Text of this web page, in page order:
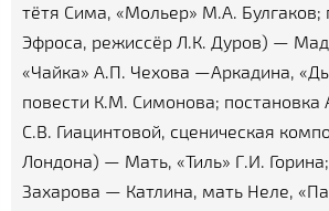
тётя Сима, «Мольер» М.А. Булгаков;
Эфроса, режиссёр Л.К. Дуров) —
«Чайка» А.П. Чехова —Аркадина,
повести К.М. Симонова; постановка
С.В. Гиацинтовой, сценическая
Лондона) — Мать, «Тиль» Г.И.
Захарова — Катлина, мать Неле,